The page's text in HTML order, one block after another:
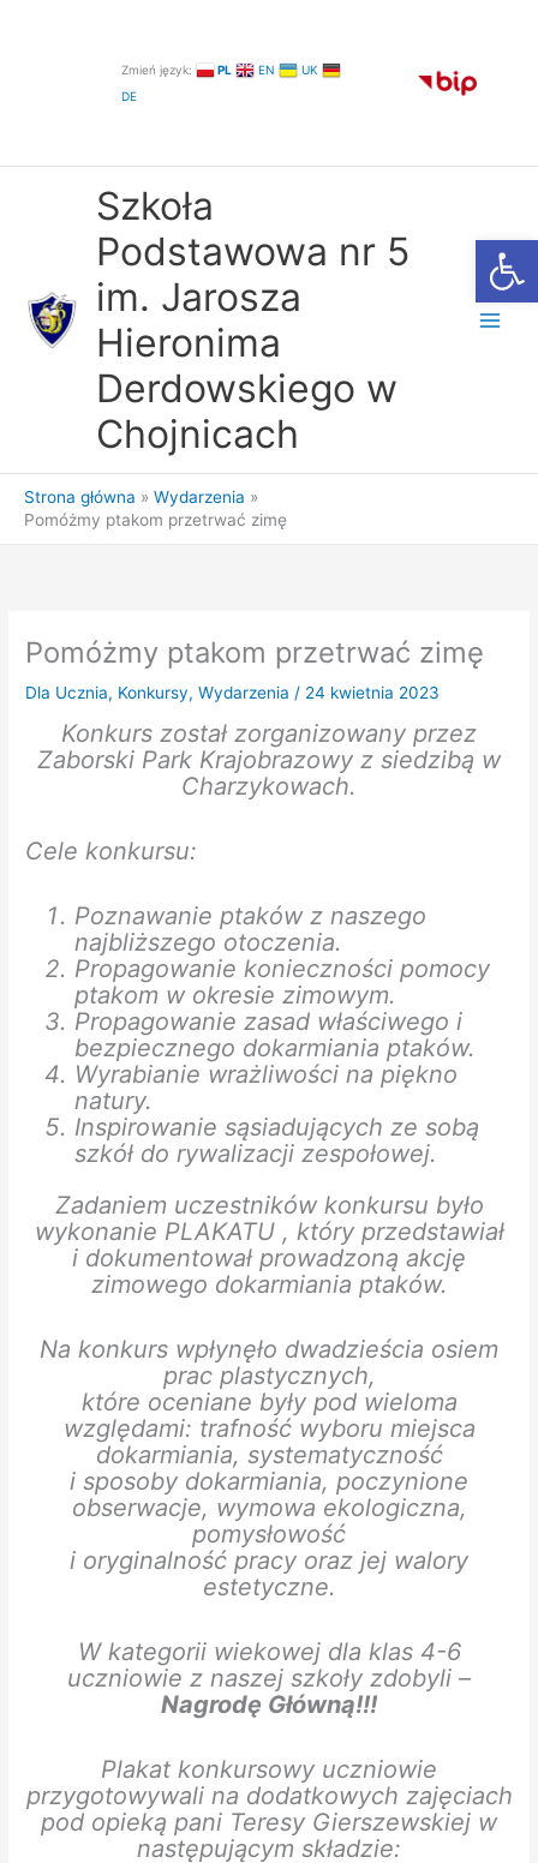
Zmień język: PL EN
UK
DE
Szkoła
Podstawowa nr 5
im. Jarosza
Hieronima
Derdowskiego w
Chojnicach
Strona główna
Wydarzenia
Pomóżmy ptakom przetrwać zimę
Pomóżmy ptakom przetrwać zimę
Dla Ucznia, Konkursy,Wydarzenia / 24 kwietnia 2023
Konkurs został zorganizowany przez
Zaborski Park Krajobrazowy z siedzibą w
Charzykowach.
Cele konkursu:
Poznawanie ptaków z naszego
najbliższego otoczenia.
Propagowanie konieczności pomocy
ptakom w okresie zimowym.
Propagowanie zasad właściwego i
bezpiecznego dokarmiania ptaków.
Wyrabianie wrażliwości na piękno
natury.
Inspirowanie sąsiadujących ze sobą
szkół do rywalizacji zespołowej.
Zadaniem uczestników konkursu było
wykonanie PLAKATU , który przedstawiał
i dokumentował prowadzoną akcję
zimowego dokarmiania ptaków.
Na konkurs wpłynęło dwadzieścia osiem
prac plastycznych,
które oceniane były pod wieloma
względami: trafność wyboru miejsca
dokarmiania, systematyczność
i sposoby dokarmiania, poczynione
obserwacje, wymowa ekologiczna,
pomysłowość
i oryginalność pracy oraz jej walory
estetyczne.
W kategorii wiekowej dla klas 4-6
uczniowie z naszej szkoły zdobyli –
Nagrodę Główną!!!
Plakat konkursowy uczniowie
przygotowywali na dodatkowych zajęciach
pod opieką pani Teresy Gierszewskiej w
następującym składzie: